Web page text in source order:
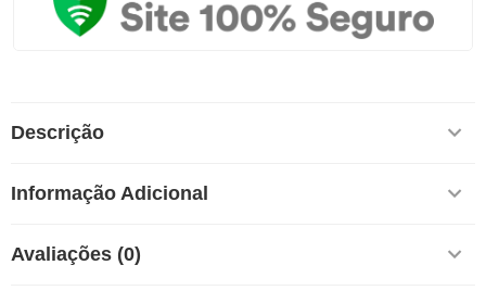
Descrição
Informação Adicional
Avaliações (0)